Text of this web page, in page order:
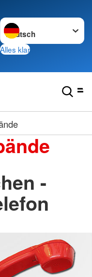
Sprache wechseln zu
Alles klar
-